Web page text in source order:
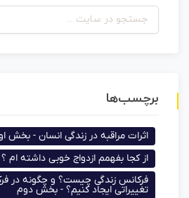
برچسب‌ها
اثرات مراقبه در زندگی انسان - بخش اول
از کجا بفهمم ازدواج خوبی داشته ام
فرکانس زندگی چیست؟ و چگونه در
تغییراتی ایجاد کنیم؟ - بخش دوم